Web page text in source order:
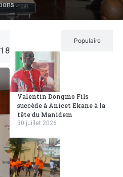
Populaire
Valentin Dongmo Fils
succède à Anicet Ekane à la
tête du Manidem
30 juillet 2026